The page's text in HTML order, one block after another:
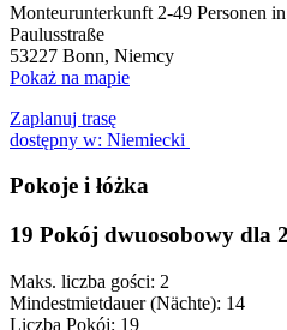
Monteurunterkunft 2-49 Personen
Paulusstraße
53227 Bonn, Niemcy
Pokaż na mapie
Zaplanuj trasę
dostępny w: Niemiecki
Pokoje i łóżka
19 Pokój dwuosobowy dla
Maks. liczba gości: 2
Mindestmietdauer (Nächte): 14
Liczba Pokój: 19